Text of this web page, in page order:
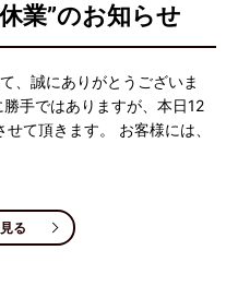
業”のお知らせ
、誠にありがとうございま
手ではありますが、本日12
て頂きます。 お客様には、
る